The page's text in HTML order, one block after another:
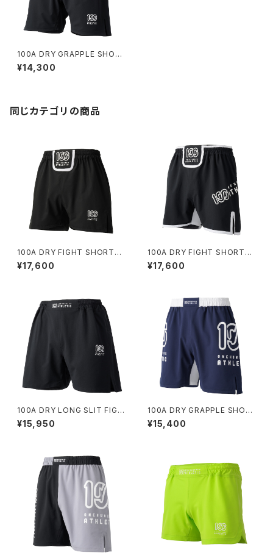
100A DRY GRAPPLE SHOR
TS *3G Type-C(SMALL LO
GO)
¥14,300
同じカテゴリの商品
100A DRY FIGHT SHORTS
*Type-B
¥17,600
100A DRY FIGHT SHORTS
*Type-A
¥17,600
100A DRY LONG SLIT FIGH
T SHORTS *Type-A
¥15,950
100A DRY GRAPPLE SHOR
TS *Type-A / BIG LOGO /
BICOLOR
¥15,400